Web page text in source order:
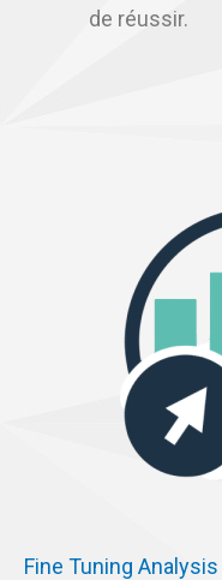
de réussir.
Fine Tuning Analysis